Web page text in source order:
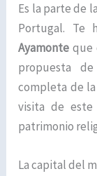
Es la parte de
Portugal. Te
Ayamonte que
propuesta
completa de
visita de
patrimonio
La capital del